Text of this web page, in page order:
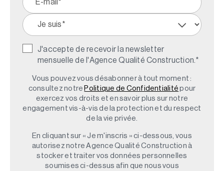
J'accepte de recevoir la newsletter
mensuelle de l'Agence Qualité Construction. *
Vous pouvez vous désabonner à tout moment :
consultez notre Politique de Confidentialité pour
exercez vos droits et en savoir plus sur notre
engagement vis-à-vis de la protection et du respect
de la vie privée.
En cliquant sur « Je m'inscris » ci-dessous, vous
autorisez notre Agence Qualité Construction à
stocker et traiter vos données personnelles
soumises ci-dessus afin que nous vous